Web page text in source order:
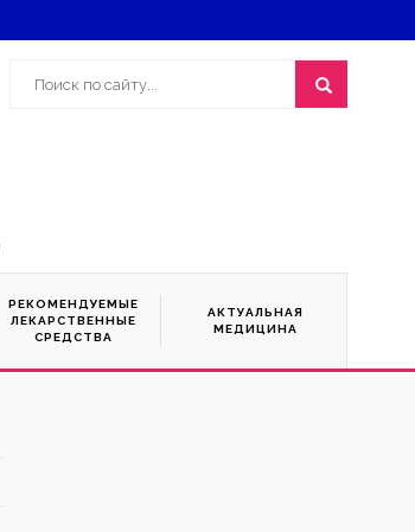
РЕКОМЕНДУЕМЫЕ
ЛЕКАРСТВЕННЫЕ
СРЕДСТВА
АКТУАЛЬНАЯ
МЕДИЦИНА